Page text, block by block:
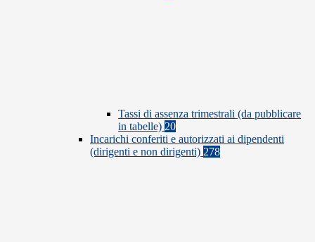
Tassi di assenza trimestrali (da pubblicare
in tabelle) 20
Incarichi conferiti e autorizzati ai dipendenti
(dirigenti e non dirigenti) 278